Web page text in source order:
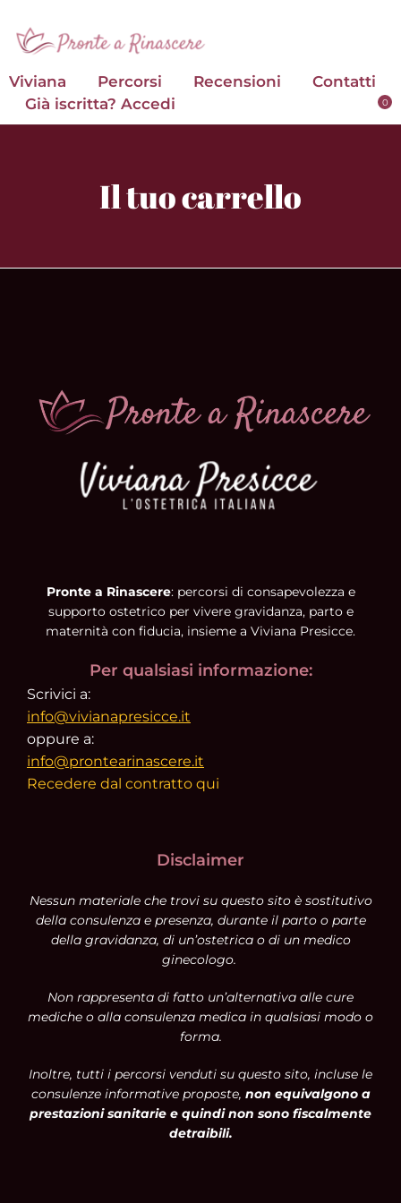
Viviana Percorsi Recensioni
Contatti
Già iscritta? Accedi
Il tuo carrello
Pronte a Rinascere: percorsi di consapevolezza e
supporto ostetrico per vivere gravidanza, parto e
maternità con fiducia, insieme a Viviana Presicce.
Per qualsiasi informazione:
Scrivici a:
info@vivianapresicce.it
oppure a:
info@prontearinascere.it
Recedere dal contratto qui
Disclaimer
Nessun materiale che trovi su questo sito è sostitutivo
della consulenza e presenza, durante il parto o parte
della gravidanza, di un’ostetrica o di un medico
ginecologo.
Non rappresenta di fatto un’alternativa alle cure
mediche o alla consulenza medica in qualsiasi modo o
forma.
Inoltre, tutti i percorsi venduti su questo sito, incluse le
consulenze informative proposte, non equivalgono a
prestazioni sanitarie e quindi non sono fiscalmente
detraibili.